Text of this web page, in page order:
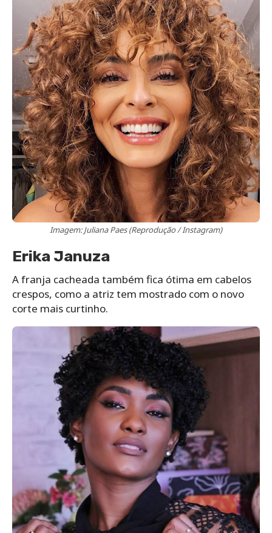
Imagem: Juliana Paes (Reprodução / Instagram)
Erika Januza
A franja cacheada também fica ótima em cabelos
crespos, como a atriz tem mostrado com o novo
corte mais curtinho.